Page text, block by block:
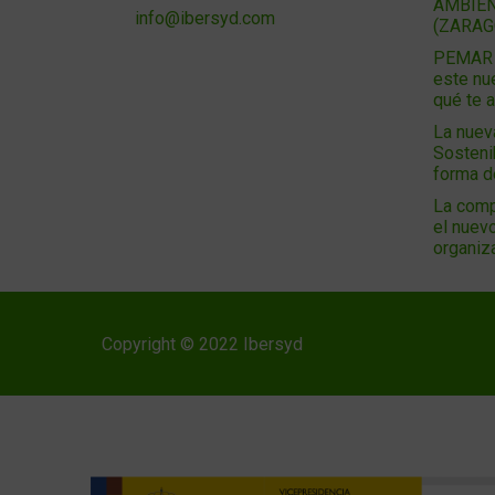
info@ibersyd.com
este
qué te
La
forma
La
el
Copyright © 2022 Ibersyd